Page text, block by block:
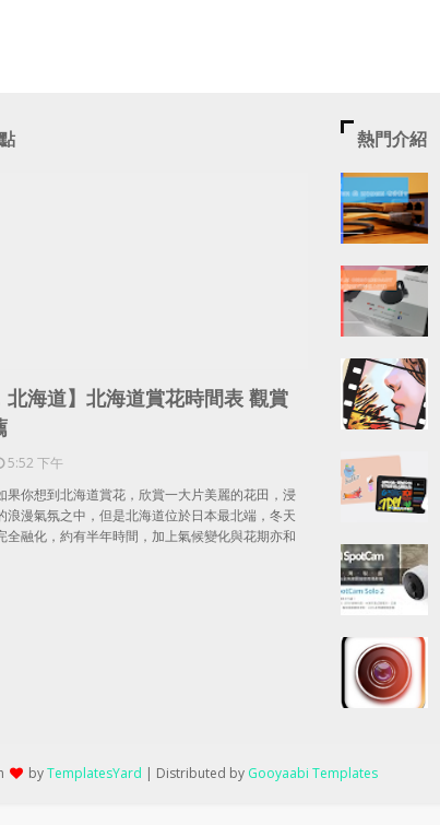
北海道】北海道賞花時間表 觀賞
5:52 下午
果你想到北海道賞花，欣賞一大片美麗的花田，浸
浪漫氣氛之中，但是北海道位於日本最北端，冬天
全融化，約有半年時間，加上氣候變化與花期亦和
熱門介紹
byTemplatesYard | Distributed by Gooyaabi Templates